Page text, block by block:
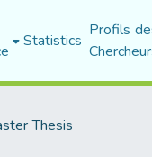
Statistics Profils
Thesis